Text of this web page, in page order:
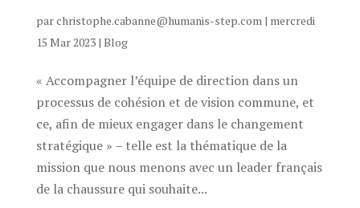
parchristophe.cabanne@humanis-step.com| mercredi
15 Mar 2023| Blog
« Accompagner l’équipe de direction dans un
processus de cohésion et de vision commune, et
ce, afin de mieux engager dans le changement
stratégique » – telle est la thématique de la
mission que nous menons avec un leader français
de la chaussure qui souhaite...